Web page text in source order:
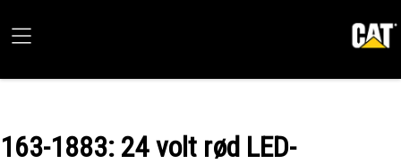
163-1883: 24 volt rød LED-